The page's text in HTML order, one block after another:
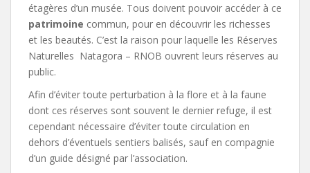
étagères d’un musée. Tous doivent pouvoir accéder à ce
patrimoine commun, pour en découvrir les richesses
et les beautés. C’est la raison pour laquelle les Réserves
Naturelles Natagora – RNOB ouvrent leurs réserves au
public.
Afin d’éviter toute perturbation à la flore et à la faune
dont ces réserves sont souvent le dernier refuge, il est
cependant nécessaire d’éviter toute circulation en
dehors d’éventuels sentiers balisés, sauf en compagnie
d’un guide désigné par l’association.